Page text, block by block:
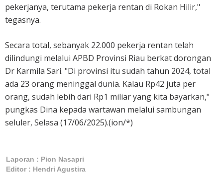
pekerjanya, terutama pekerja rentan di Rokan Hilir,"
tegasnya.
Secara total, sebanyak 22.000 pekerja rentan telah
dilindungi melalui APBD Provinsi Riau berkat dorongan
Dr Karmila Sari. "Di provinsi itu sudah tahun 2024, total
ada 23 orang meninggal dunia. Kalau Rp42 juta per
orang, sudah lebih dari Rp1 miliar yang kita bayarkan,"
pungkas Dina kepada wartawan melalui sambungan
seluler, Selasa (17/06/2025).(ion/*)
Laporan : Pion Nasapri
Editor : Hendri Agustira